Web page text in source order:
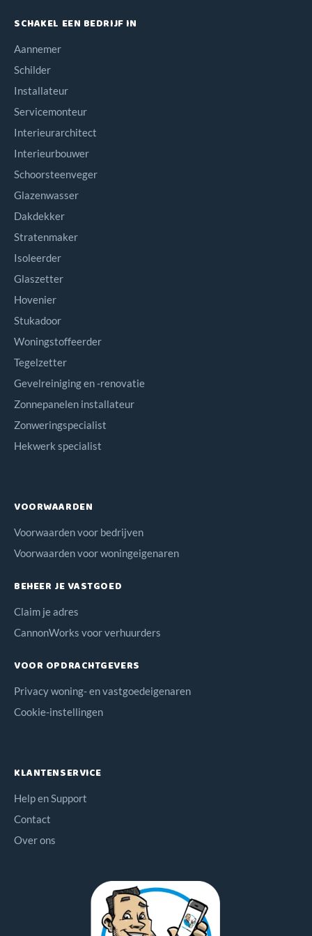
SCHAKEL EEN BEDRIJF IN
Aannemer
Schilder
Installateur
Servicemonteur
Interieurarchitect
Interieurbouwer
Schoorsteenveger
Glazenwasser
Dakdekker
Stratenmaker
Isoleerder
Glaszetter
Hovenier
Stukadoor
Woningstoffeerder
Tegelzetter
Gevelreiniging en -renovatie
Zonnepanelen installateur
Zonweringspecialist
Hekwerk specialist
VOORWAARDEN
Voorwaarden voor bedrijven
Voorwaarden voor woningeigenaren
BEHEER JE VASTGOED
Claim je adres
CannonWorks voor verhuurders
VOOR OPDRACHTGEVERS
Privacy woning- en vastgoedeigenaren
Cookie-instellingen
KLANTENSERVICE
Help en Support
Contact
Over ons